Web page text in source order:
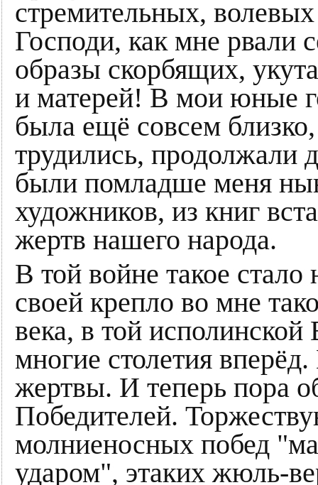
стремительных,
Господи, как мне рвали
образы скорбящих,
и матерей! В мои юные
была ещё совсем
трудились, продолжали
были помладше меня
художников, из книг
жертв нашего народа.
В той войне такое
своей крепло во мне
века, в той
многие столетия
жертвы. И теперь пора
Победителей.
молниеносных побед
ударом", этаких жюль-